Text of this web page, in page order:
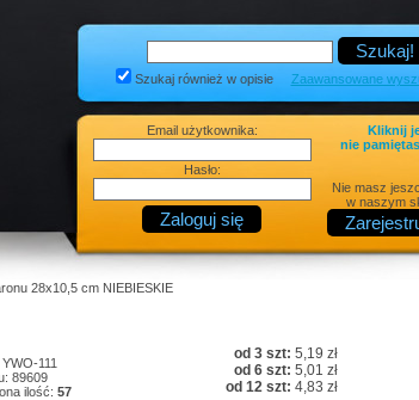
Szukaj również w opisie Zaawansowane
Email użytkownika:
Hasło:
Kliknij
nie
Nie masz
w naszym
28x10,5 cm NIEBIESKIE
111
89609
ilość: 57
od 3 szt: 5,19 zł
od 6 szt: 5,01 zł
od 12 szt: 4,83 zł